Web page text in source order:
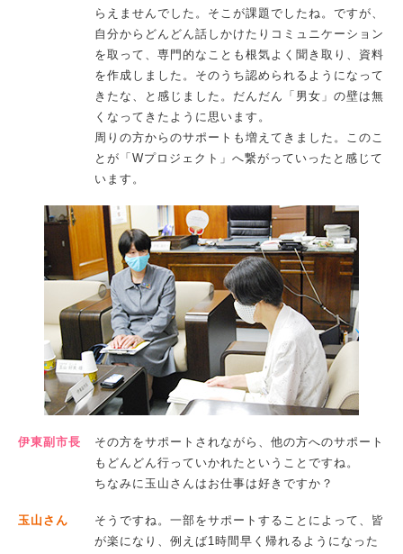
らえませんでした。そこが課題でしたね。ですが、
自分からどんどん話しかけたりコミュニケーション
を取って、専門的なことも根気よく聞き取り、資料
を作成しました。そのうち認められるようになって
きたな、と感じました。だんだん「男女」の壁は無
くなってきたように思います。
周りの方からのサポートも増えてきました。このこ
とが「Wプロジェクト」へ繋がっていったと感じて
います。
伊東副市長
その方をサポートされながら、他の方へのサポート
もどんどん行っていかれたということですね。
ちなみに玉山さんはお仕事は好きですか？
玉山さん
そうですね。一部をサポートすることによって、皆
が楽になり、例えば1時間早く帰れるようになった